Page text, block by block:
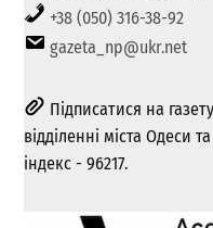
+38 (050) 316-38-92
gazeta_np@ukr.net
Підписатися на
відділенні міста Одеси
індекс - 96217.